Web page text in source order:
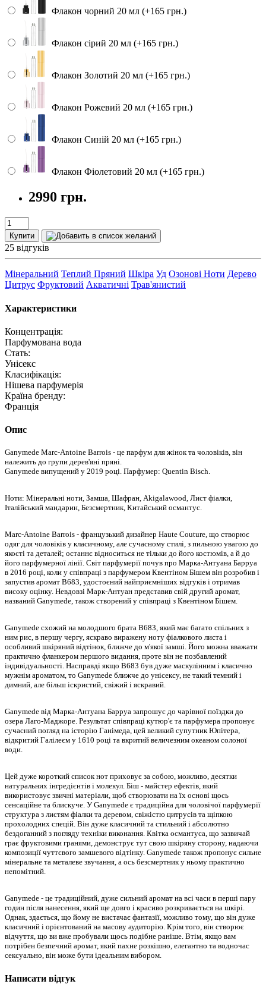
Флакон чорний 20 мл (+165 грн.)
Флакон сірий 20 мл (+165 грн.)
Флакон Золотий 20 мл (+165 грн.)
Флакон Рожевий 20 мл (+165 грн.)
Флакон Синій 20 мл (+165 грн.)
Флакон Фіолетовий 20 мл (+165 грн.)
2990 грн.
Купити
25 відгуків
Мінеральний Теплий Пряний Шкіра Уд Озонові Ноти Дерево
Цитрус Фруктовий Акватичні Трав'янистий
Характеристики
Концентрація:
Парфумована вода
Стать:
Унісекс
Класифікація:
Нішева парфумерія
Країна бренду:
Франція
Опис
Ganymede Marc-Antoine Barrois - це парфум для жінок та чоловіків, він
належить до групи дерев'яні пряні.
Ganymede випущений у 2019 році. Парфумер: Quentin Bisch.
Ноти: Мінеральні ноти, Замша, Шафран, Akigalawood, Лист фіалки,
Італійський мандарин, Безсмертник, Китайський османтус.
Marc-Antoine Barrois - французький дизайнер Haute Couture, що створює
одяг для чоловіків у класичному, але сучасному стилі, з пильною увагою до
якості та деталей; останнє відноситься не тільки до його костюмів, а й до
його парфумерної лінії. Світ парфумерії почув про Марка-Антуана Барруа
в 2016 році, коли у співпраці з парфумером Квентіном Бішем він розробив і
запустив аромат B683, удостоєний найприємніших відгуків і отримав
високу оцінку. Невдовзі Марк-Антуан представив свій другий аромат,
названий Ganymede, також створений у співпраці з Квентіном Бішем.
Ganymede схожий на молодшого брата B683, який має багато спільних з
ним рис, в першу чергу, яскраво виражену ноту фіалкового листа і
особливий шкіряний відтінок, ближче до м'якої замші. Його можна вважати
практично фланкером першого видання, проте він не позбавлений
індивідуальності. Насправді якщо B683 був дуже маскулінним і класично
мужнім ароматом, то Ganymede ближче до унісексу, не такий темний і
димний, але більш іскристий, свіжий і яскравий.
Ganymede від Марка-Антуана Барруа запрошує до чарівної поїздки до
озера Лаго-Маджоре. Результат співпраці кутюр'є та парфумера пропонує
сучасний погляд на історію Ганімеда, цей великий супутник Юпітера,
відкритий Галілеєм у 1610 році та вкритий величезним океаном солоної
води.
Цей дуже короткий список нот приховує за собою, можливо, десятки
натуральних інгредієнтів і молекул. Біш - майстер ефектів, який
використовує звичні матеріали, щоб створювати на їх основі щось
сенсаційне та блискуче. У Ganymede є традиційна для чоловічої парфумерії
структура з листям фіалки та деревом, свіжістю цитрусів та щіпкою
прохолодних спецій. Він дуже класичний та стильний і абсолютно
бездоганний з погляду техніки виконання. Квітка османтуса, що зазвичай
грає фруктовими гранями, демонструє тут свою шкіряну сторону, надаючи
композиції чуттєвого замшевого відтінку. Ganymede також пропонує сильне
мінеральне та металеве звучання, а ось безсмертник у ньому практично
непомітний.
Ganymede - це традиційний, дуже сильний аромат на всі часи в перші пару
годин після нанесення, який ще довго і красиво розкривається на шкірі.
Однак, здається, що йому не вистачає фантазії, можливо тому, що він дуже
класичний і орієнтований на масову аудиторію. Крім того, він створює
відчуття, що ви вже пробували щось подібне раніше. Втім, якщо вам
потрібен безпечний аромат, який пахне розкішно, елегантно та водночас
сексуально, він може бути ідеальним вибором.
Написати відгук